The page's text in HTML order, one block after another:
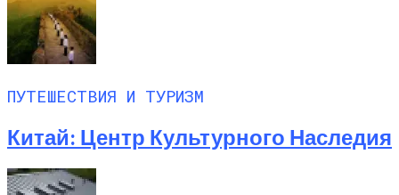
ПУТЕШЕСТВИЯ И ТУРИЗМ
Китай: Центр Культурного Наследия